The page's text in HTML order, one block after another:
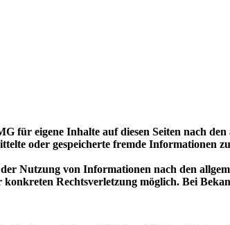
für eigene Inhalte auf diesen Seiten nach
oder gespeicherte fremde Informationen
Nutzung von Informationen nach den
Rechtsverletzung möglich. Bei